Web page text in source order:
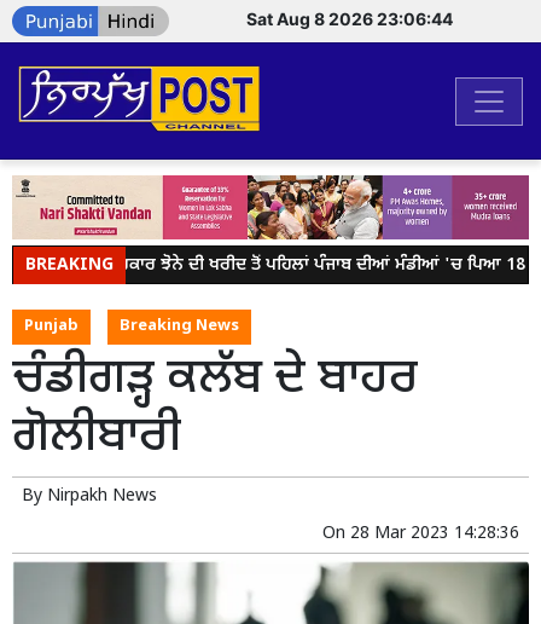
Sat Aug 8 2026 23:06:44
BREAKING
ਕੇਂਦਰ ਸਰਕਾਰ ਝੋਨੇ ਦੀ ਖਰੀਦ ਤੋਂ ਪਹਿਲਾਂ ਪੰਜਾਬ ਦੀਆਂ ਮੰਡੀਆਂ 'ਚ ਪਿਆ 18
Punjab Breaking News
ਚੰਡੀਗੜ੍ਹ ਕਲੱਬ ਦੇ ਬਾਹਰ
ਗੋਲੀਬਾਰੀ
By Nirpakh News
On 28 Mar 2023 14:28:36